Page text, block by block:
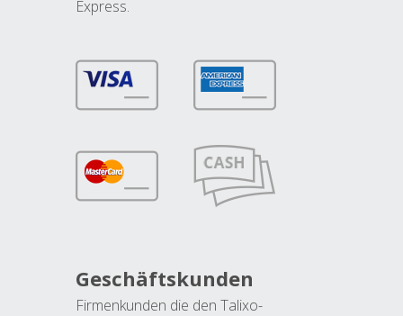
Express.
Geschäftskunden
Firmenkunden die den Talixo-